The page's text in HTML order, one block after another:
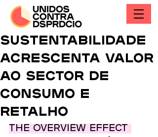
Sustentabilidade
acrescenta valor
ao sector de
consumo e
retalho
THE OVERVIEW EFFECT